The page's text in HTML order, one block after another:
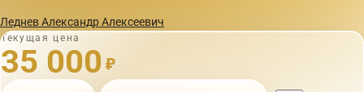
Леднев Александр Алексеевич
Текущая цена
35 000 ₽